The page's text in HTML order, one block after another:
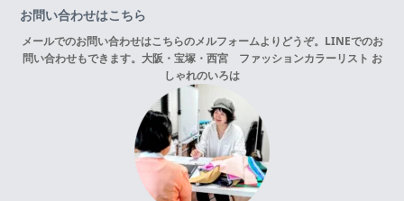
お問い合わせはこちら
メールでのお問い合わせはこちらのメルフォームよりどうぞ。LINEでのお
問い合わせもできます。 大阪・宝塚・西宮 ファッションカラーリスト お
しゃれのいろは